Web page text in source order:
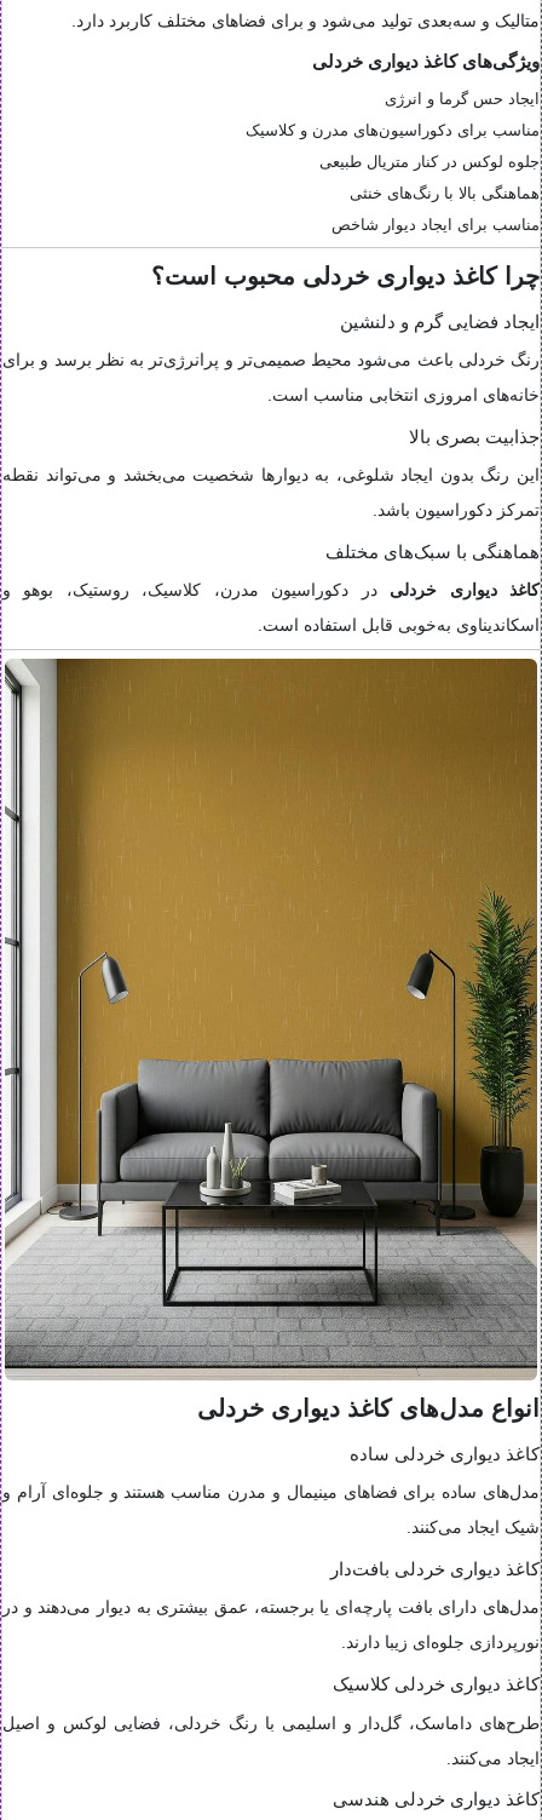
متالیک و سه‌بعدی تولید می‌شود و برای فضاهای مختلف کاربرد دارد.
ویژگی‌های کاغذ دیواری خردلی
ایجاد حس گرما و انرژی
مناسب برای دکوراسیون‌های مدرن و کلاسیک
جلوه لوکس در کنار متریال طبیعی
هماهنگی بالا با رنگ‌های خنثی
مناسب برای ایجاد دیوار شاخص
چرا کاغذ دیواری خردلی محبوب است؟
ایجاد فضایی گرم و دلنشین
رنگ خردلی باعث می‌شود محیط صمیمی‌تر و پرانرژی‌تر به نظر برسد و برای
خانه‌های امروزی انتخابی مناسب است.
جذابیت بصری بالا
این رنگ بدون ایجاد شلوغی، به دیوارها شخصیت می‌بخشد و می‌تواند نقطه
تمرکز دکوراسیون باشد.
هماهنگی با سبک‌های مختلف
کاغذ دیواری خردلی در دکوراسیون مدرن، کلاسیک، روستیک، بوهو و
اسکاندیناوی به‌خوبی قابل استفاده است.
انواع مدل‌های کاغذ دیواری خردلی
کاغذ دیواری خردلی ساده
مدل‌های ساده برای فضاهای مینیمال و مدرن مناسب هستند و جلوه‌ای آرام و
شیک ایجاد می‌کنند.
کاغذ دیواری خردلی بافت‌دار
مدل‌های دارای بافت پارچه‌ای یا برجسته، عمق بیشتری به دیوار می‌دهند و در
نورپردازی جلوه‌ای زیبا دارند.
کاغذ دیواری خردلی کلاسیک
طرح‌های داماسک، گل‌دار و اسلیمی با رنگ خردلی، فضایی لوکس و اصیل
ایجاد می‌کنند.
کاغذ دیواری خردلی هندسی